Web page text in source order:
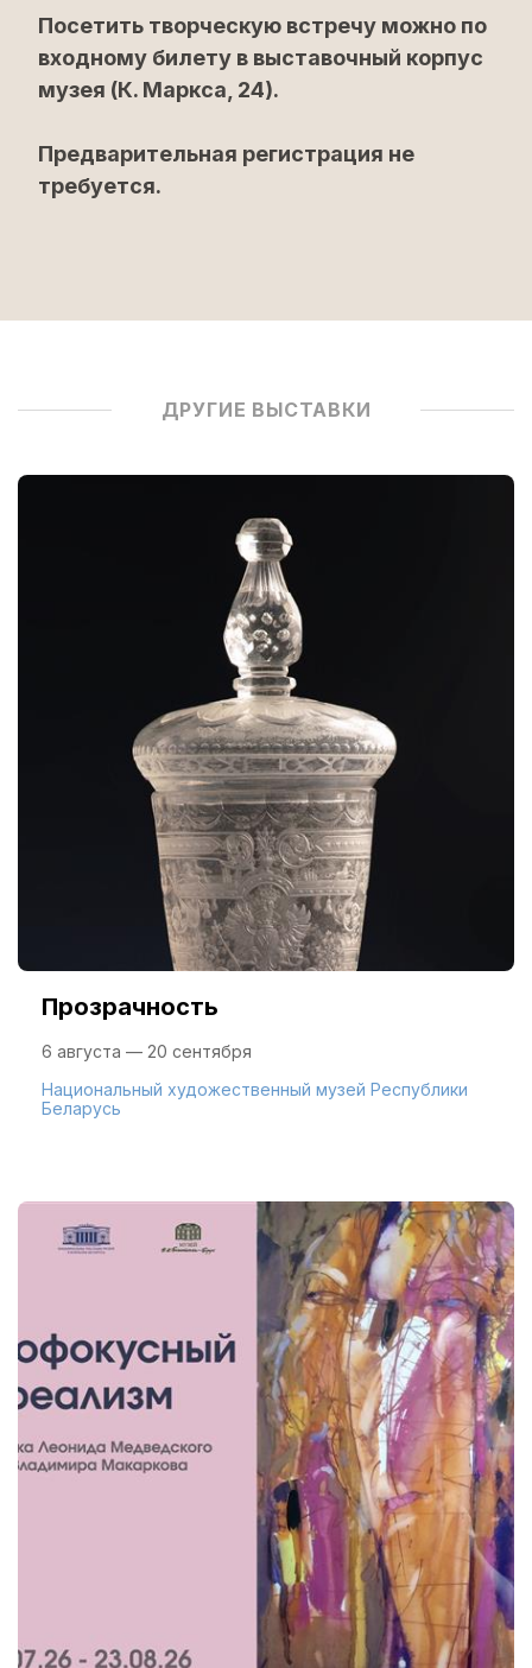
Посетить творческую встречу можно по
входному билету в выставочный корпус
музея (К. Маркса, 24).
Предварительная регистрация не
требуется.
ДРУГИЕ ВЫСТАВКИ
Прозрачность
6 августа — 20 сентября
Национальный художественный музей Республики
Беларусь